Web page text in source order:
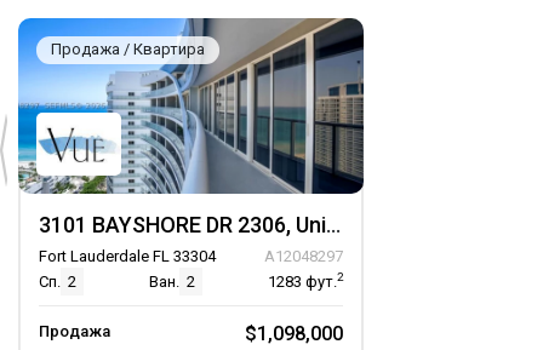
Продажа / Квартира
3101 BAYSHORE DR 2306, Unit 2306
Fort Lauderdale FL 33304
A12048297
Сп. 2 Ван. 2 1283 фут.2
Продажа $1,098,000